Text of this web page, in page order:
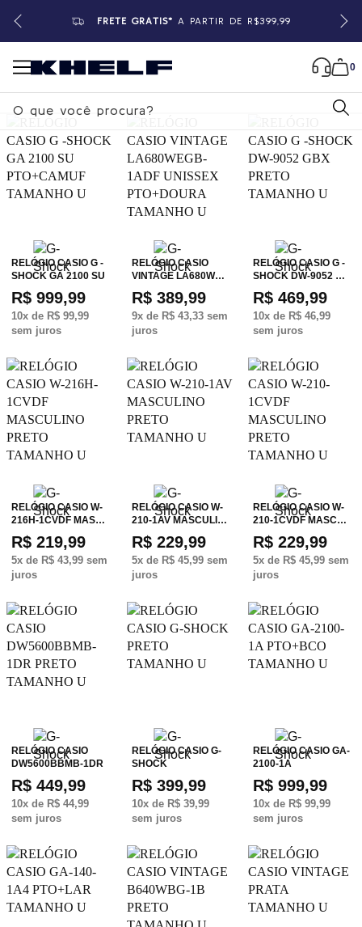
FRETE GRÁTIS* A PARTIR DE R$399,99
0
B
RELÓGIO CASIO G -
SHOCK GA 2100 SU
R$ 999,99
10x de R$ 99,99
sem juros
RELÓGIO CASIO
VINTAGE LA680W…
R$ 389,99
9x de R$ 43,33 sem
juros
RELÓGIO CASIO G -
SHOCK DW-9052 …
R$ 469,99
10x de R$ 46,99
sem juros
RELÓGIO CASIO W-
216H-1CVDF MAS…
R$ 219,99
5x de R$ 43,99 sem
juros
RELÓGIO CASIO W-
210-1AV MASCULI…
R$ 229,99
5x de R$ 45,99 sem
juros
RELÓGIO CASIO W-
210-1CVDF MASC…
R$ 229,99
5x de R$ 45,99sem
juros
RELÓGIO CASIO
DW5600BBMB-1DR
R$ 449,99
10x de R$ 44,99
sem juros
RELÓGIO CASIO G-
SHOCK
R$ 399,99
10x de R$ 39,99
sem juros
RELÓGIO CASIO GA-
2100-1A
R$ 999,99
10x de R$ 99,99
sem juros